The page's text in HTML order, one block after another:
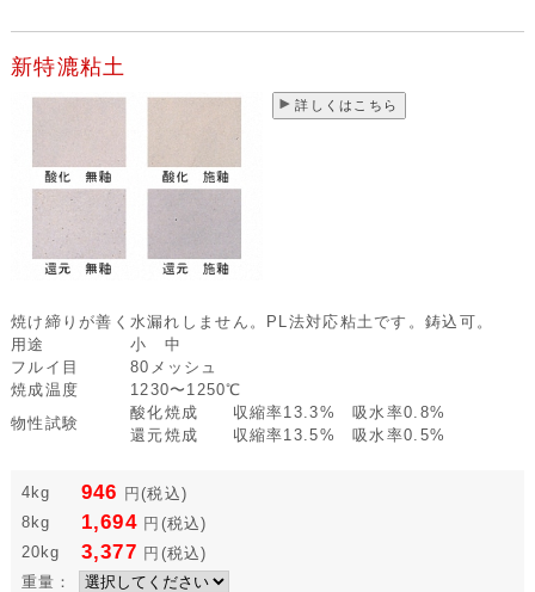
新特漉粘土
詳しくはこちら
焼け締りが善く水漏れしません。PL法対応粘土です。鋳込可。
用途
小 中
フルイ目
80メッシュ
焼成温度
1230〜1250℃
物性試験
酸化焼成 収縮率13.3% 吸水率0.8%
還元焼成 収縮率13.5% 吸水率0.5%
4kg 946 円(税込)
8kg
1,694 円 (税込)
20kg
3,377 円 (税込)
重量：